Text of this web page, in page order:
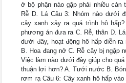
ở bộ phận nào gặp phải nhiều cản
Rễ D. Lá Câu 3: Nhóm nào dưới
cây xanh xảy ra quá trình hô
phương án đưa ra C. Rễ, thân D.
dưới đây, hoạt động hô hấp diễn
B. Hoa đang nở C. Rễ cây bị ngập
Việc làm nào dưới đây giúp cho
thuận lợi hơn? A. Tưới nước B.
rơm rạ Câu 6: Cây xanh hô hấp